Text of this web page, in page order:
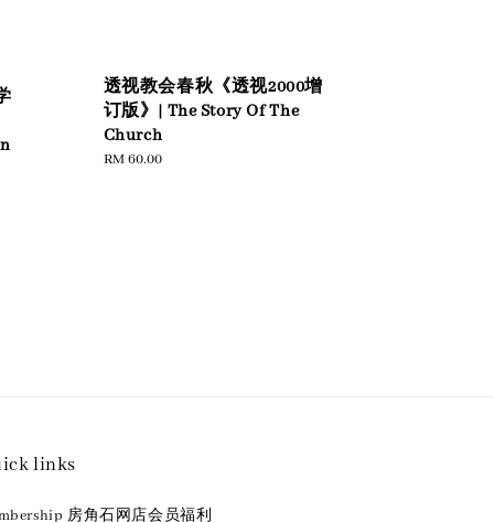
透视教会春秋《透视2000增
订版》| The Story Of The
Church
Regular
RM 60.00
links
房角石网店会员福利